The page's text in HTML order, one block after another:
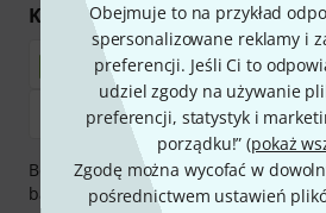
Obejmuje to na przykład
spersonalizowane reklamy i
preferencji. Jeśli Ci to
udziel zgody na używanie
preferencji, statystyk i
porządku!” (pokaż
Zgodę można wycofać w
pośrednictwem ustawień
Kupuj i płać bezpiecznie
Bezpieczna płatność przez Za
bankowy, PayPal, Blik lub Karta